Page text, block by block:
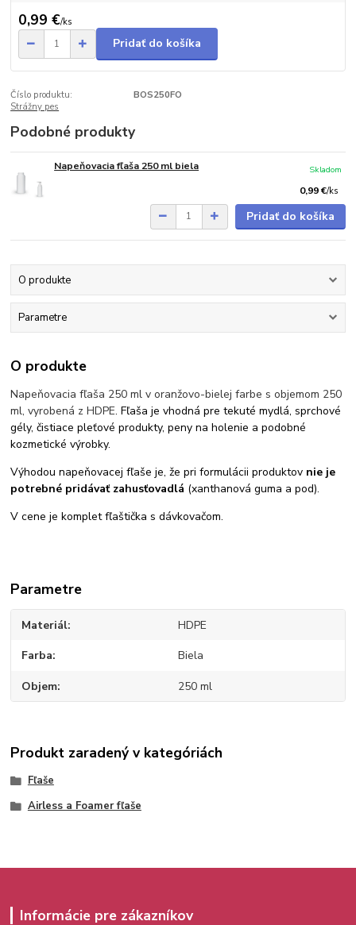
0,99 €/ks
Pridať do košíka
Číslo produktu:
BOS250FO
Strážny pes
Podobné produkty
Napeňovacia fľaša 250 ml biela
0,99 €/ks
Skladom
Pridať do košíka
O produkte
Parametre
O produkte
Napeňovacia fľaša 250 ml v oranžovo-bielej farbe s objemom 250
ml, vyrobená z HDPE. Fľaša je vhodná pre tekuté mydlá, sprchové
gély, čistiace pleťové produkty, peny na holenie a podobné
kozmetické výrobky.
Výhodou napeňovacej fľaše je, že pri formulácii produktov nie je
potrebné pridávať zahusťovadlá (xanthanová guma a pod).
V cene je komplet fľaštička s dávkovačom.
Parametre
Materiál HDPE
Farba Biela
Objem 250 ml
Produkt zaradený v kategóriách
Fľaše
Airless a Foamer fľaše
Informácie pre zákazníkov